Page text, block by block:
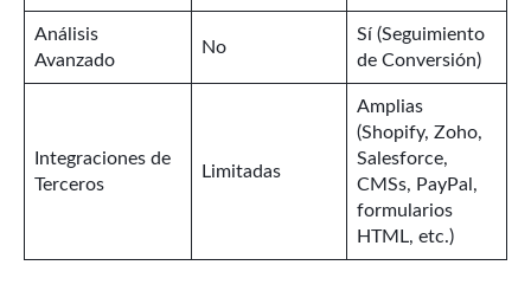
Análisis
Avanzado
No
Sí (Seguimiento
de Conversión)
Integraciones de
Terceros
Limitadas
Amplias
(Shopify, Zoho,
Salesforce,
CMSs, PayPal,
formularios
HTML, etc.)